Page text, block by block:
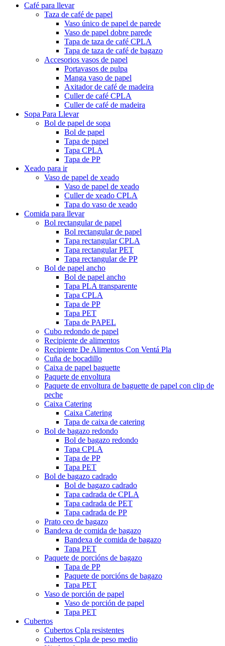
Café para llevar
Taza de café de papel
Vaso único de papel de parede
Vaso de papel dobre parede
Tapa de taza de café CPLA
Tapa de taza de café de bagazo
Accesorios vasos de papel
Portavasos de pulpa
Manga vaso de papel
Axitador de café de madeira
Culler de café CPLA
Culler de café de madeira
Sopa Para Llevar
Bol de papel de sopa
Bol de papel
Tapa de papel
Tapa CPLA
Tapa de PP
Xeado para ir
Vaso de papel de xeado
Vaso de papel de xeado
Culler de xeado CPLA
Tapa do vaso de xeado
Comida para llevar
Bol rectangular de papel
Bol rectangular de papel
Tapa rectangular CPLA
Tapa rectangular PET
Tapa rectangular de PP
Bol de papel ancho
Bol de papel ancho
Tapa PLA transparente
Tapa CPLA
Tapa de PP
Tapa PET
Tapa de PAPEL
Cubo redondo de papel
Recipiente de alimentos
Recipiente De Alimentos Con Ventá Pla
Cuña de bocadillo
Caixa de papel baguette
Paquete de envoltura
Paquete de envoltura de baguette de papel con clip de
peche
Caixa Catering
Caixa Catering
Tapa de caixa de catering
Bol de bagazo redondo
Bol de bagazo redondo
Tapa CPLA
Tapa de PP
Tapa PET
Bol de bagazo cadrado
Bol de bagazo cadrado
Tapa cadrada de CPLA
Tapa cadrada de PET
Tapa cadrada de PP
Prato ceo de bagazo
Bandexa de comida de bagazo
Bandexa de comida de bagazo
Tapa PET
Paquete de porcións de bagazo
Tapa de PP
Paquete de porcións de bagazo
Tapa PET
Vaso de porción de papel
Vaso de porción de papel
Tapa PET
Cubertos
Cubertos Cpla resistentes
Cubertos Cpla de peso medio